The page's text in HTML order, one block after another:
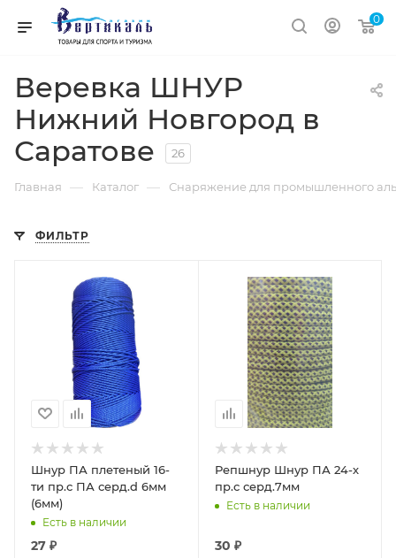
0
Веревка ШНУР
Нижний Новгород в
Саратове
26
Главная — Каталог — Снаряжение для промышленного
ФИЛЬТР
Шнур ПА плетеный 16-
ти пр.с ПА серд.d 6мм
(6мм)
Есть в наличии
27 ₽
Репшнур Шнур ПА 24-х
пр.с серд.7мм
Есть в наличии
30 ₽